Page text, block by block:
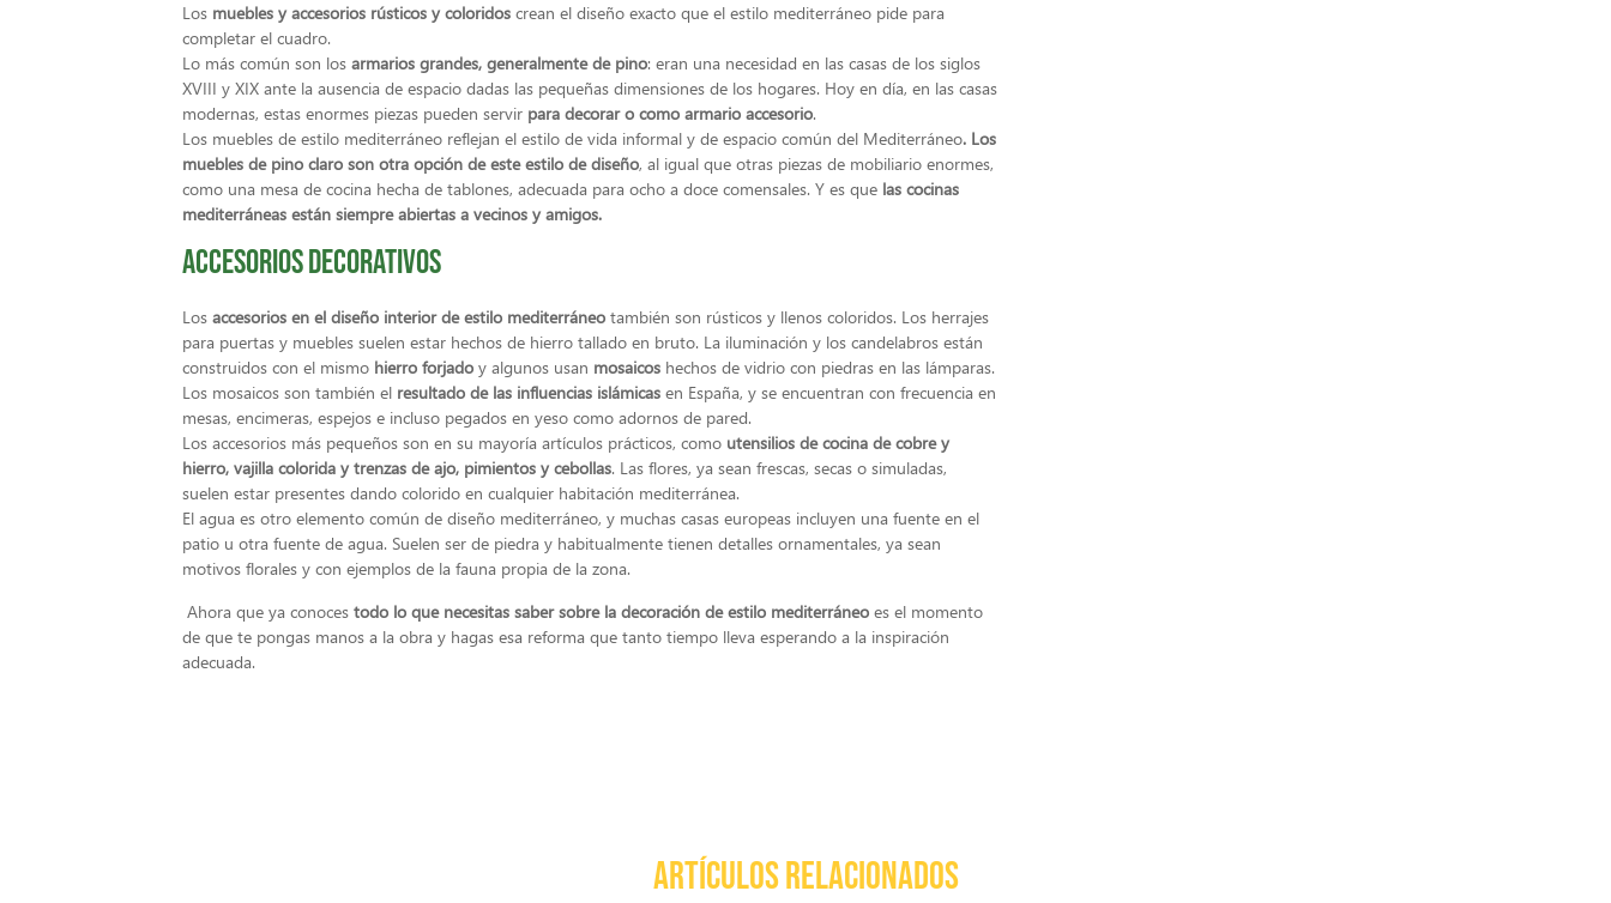
Los muebles y accesorios rústicos y coloridos crean el diseño exacto que el estilo mediterráneo pide para
completar el cuadro.
Lo más común son los armarios grandes, generalmente de pino: eran una necesidad en las casas de los siglos
XVIII y XIX ante la ausencia de espacio dadas las pequeñas dimensiones de los hogares. Hoy en día, en las casas
modernas, estas enormes piezas pueden servir para decorar o como armario accesorio.
Los muebles de estilo mediterráneo reflejan el estilo de vida informal y de espacio común del Mediterráneo. Los
muebles de pino claro son otra opción de este estilo de diseño, al igual que otras piezas de mobiliario enormes,
como una mesa de cocina hecha de tablones, adecuada para ocho a doce comensales. Y es que las cocinas
mediterráneas están siempre abiertas a vecinos y amigos.
Accesorios decorativos
Los accesorios en el diseño interior de estilo mediterráneo también son rústicos y llenos coloridos. Los herrajes
para puertas y muebles suelen estar hechos de hierro tallado en bruto. La iluminación y los candelabros están
construidos con el mismo hierro forjado y algunos usan mosaicos hechos de vidrio con piedras en las lámparas.
Los mosaicos son también el resultado de las influencias islámicas en España, y se encuentran con frecuencia en
mesas, encimeras, espejos e incluso pegados en yeso como adornos de pared.
Los accesorios más pequeños son en su mayoría artículos prácticos, como utensilios de cocina de cobre y
hierro, vajilla colorida y trenzas de ajo, pimientos y cebollas. Las flores, ya sean frescas, secas o simuladas,
suelen estar presentes dando colorido en cualquier habitación mediterránea.
El agua es otro elemento común de diseño mediterráneo, y muchas casas europeas incluyen una fuente en el
patio u otra fuente de agua. Suelen ser de piedra y habitualmente tienen detalles ornamentales, ya sean
motivos florales y con ejemplos de la fauna propia de la zona.
Ahora que ya conoces todo lo que necesitas saber sobre la decoración de estilo mediterráneo es el momento
de que te pongas manos a la obra y hagas esa reforma que tanto tiempo lleva esperando a la inspiración
adecuada.
ARTÍCULOS RELACIONADOS